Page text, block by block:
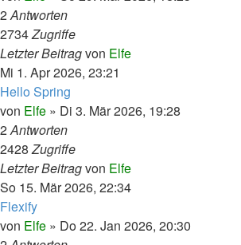
2Antworten
2734Zugriffe
Letzter Beitragvon Elfe
Mi 1. Apr 2026, 23:21
Hello Spring
von Elfe » Di 3. Mär 2026, 19:28
2Antworten
2428Zugriffe
Letzter Beitragvon Elfe
So 15. Mär 2026, 22:34
Flexify
von Elfe » Do 22. Jan 2026, 20:30